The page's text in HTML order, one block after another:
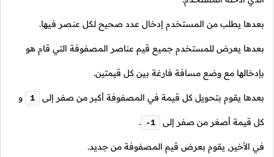
بعدها يطلب من المستخدم إدخال عدد صحيح لكل عنصر فيها.
بعدها يعرض للمستخدم جميع قيم عناصر المصفوفة التي قام هو
بإدخالها مع وضع مسافة فارغة بين كل قيمتين.
بعدها يقوم بتحويل كل قيمة في المصفوفة أكبر من صفر إلى 1 و
كل قيمة أصغر من صفر إلى -1
.
في الأخير, يقوم بعرض قيم المصفوفة من جديد.